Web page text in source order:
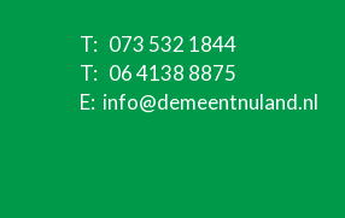
T: 073 532 1844
T: 06 4138 8875
E: info@demeentnuland.nl